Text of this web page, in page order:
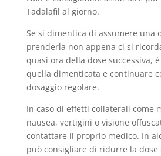
Tadalafil al giorno.
Se si dimentica di assumere una
prenderla non appena ci si
quasi ora della dose successiva,
quella dimenticata e continuare
dosaggio regolare.
In caso di effetti collaterali come
nausea, vertigini o visione
contattare il proprio medico. In
può consigliare di ridurre la